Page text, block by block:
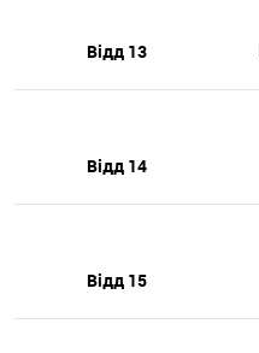
Відд 13
Відд 14
Відд 15